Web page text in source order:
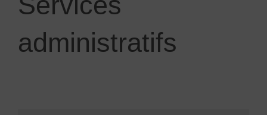
administratifs